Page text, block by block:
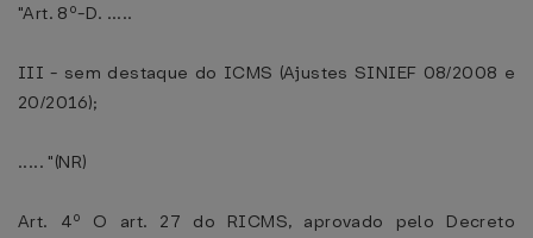
"Art. 8º-D. .....
III - sem destaque do ICMS (Ajustes SINIEF 08/2008 e
20/2016);
..... "(NR)
Art. 4º O art. 27 do RICMS, aprovado pelo Decreto